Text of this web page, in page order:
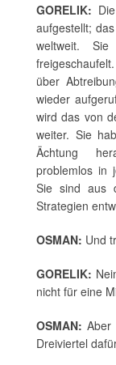
GORELIK:
aufgestellt;
weltweit.
über
wieder
wird das von
weiter. Sie
Ächtung
problemlos in
Sie sind aus
Strategien
OSMAN: Und
GORELIK:
nicht für eine
OSMAN: Aber
Dreiviertel